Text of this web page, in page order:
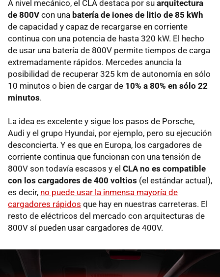
A nivel mecánico, el CLA destaca por su arquitectura
de 800V con una batería de iones de litio de 85 kWh
de capacidad y capaz de recargarse en corriente
continua con una potencia de hasta 320 kW. El hecho
de usar una batería de 800V permite tiempos de carga
extremadamente rápidos. Mercedes anuncia la
posibilidad de recuperar 325 km de autonomía en sólo
10 minutos o bien de cargar de 10% a 80% en sólo 22
minutos.
La idea es excelente y sigue los pasos de Porsche,
Audi y el grupo Hyundai, por ejemplo, pero su ejecución
desconcierta. Y es que en Europa, los cargadores de
corriente continua que funcionan con una tensión de
800V son todavía escasos y el CLA no es compatible
con los cargadores de 400 voltios (el estándar actual),
es decir, no puede usar la inmensa mayoría de
cargadores rápidos que hay en nuestras carreteras. El
resto de eléctricos del mercado con arquitecturas de
800V sí pueden usar cargadores de 400V.